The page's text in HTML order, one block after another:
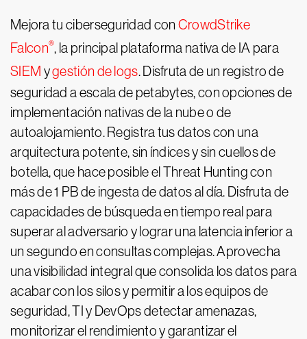
Mejora tu ciberseguridad con CrowdStrike
Falcon®, la principal plataforma nativa de IA para
SIEM ygestión de logs. Disfruta de un registro de
seguridad a escala de petabytes, con opciones de
implementación nativas de la nube o de
autoalojamiento. Registra tus datos con una
arquitectura potente, sin índices y sin cuellos de
botella, que hace posible el Threat Hunting con
más de 1 PB de ingesta de datos al día. Disfruta de
capacidades de búsqueda en tiempo real para
superar al adversario y lograr una latencia inferior a
un segundo en consultas complejas. Aprovecha
una visibilidad integral que consolida los datos para
acabar con los silos y permitir a los equipos de
seguridad, TI y DevOps detectar amenazas,
monitorizar el rendimiento y garantizar el